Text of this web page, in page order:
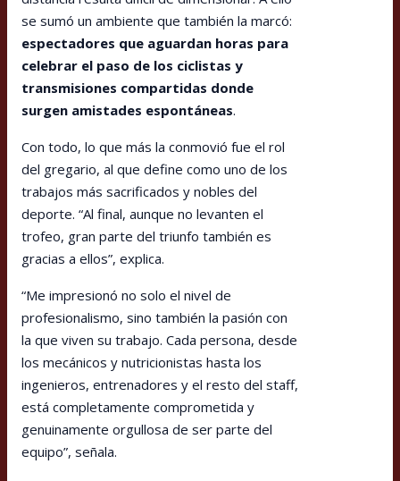
se sumó un ambiente que también la marcó:
espectadores que aguardan horas para
celebrar el paso de los ciclistas y
transmisiones compartidas donde
surgen amistades espontáneas.
Con todo, lo que más la conmovió fue el rol
del gregario, al que define como uno de los
trabajos más sacrificados y nobles del
deporte. “Al final, aunque no levanten el
trofeo, gran parte del triunfo también es
gracias a ellos”, explica.
“Me impresionó no solo el nivel de
profesionalismo, sino también la pasión con
la que viven su trabajo. Cada persona, desde
los mecánicos y nutricionistas hasta los
ingenieros, entrenadores y el resto del staff,
está completamente comprometida y
genuinamente orgullosa de ser parte del
equipo”, señala.